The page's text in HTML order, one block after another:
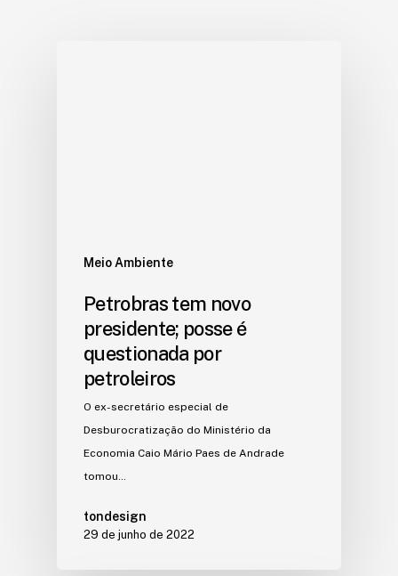
Meio Ambiente
Petrobras tem novo
presidente; posse é
questionada por
petroleiros
O ex-secretário especial de
Desburocratização do Ministério da
Economia Caio Mário Paes de Andrade
tomou…
tondesign
29 de junho de 2022